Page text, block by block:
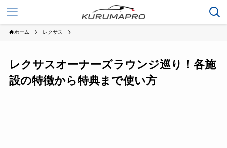
ホーム レクサス
レクサスオーナーズラウンジ巡り！各施
設の特徴から特典まで使い方